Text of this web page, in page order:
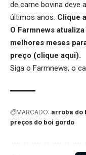
de carne bovina deve
últimos anos. Clique
O Farmnews
melhores meses
preço (clique aqui).
Siga o Farmnews, o
MARCADO: arroba do
preços do boi gordo